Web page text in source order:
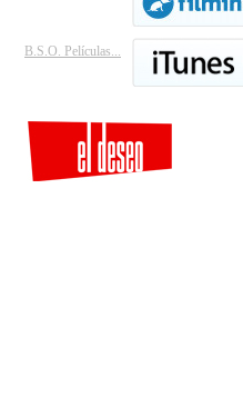
B.S.O. Películas...